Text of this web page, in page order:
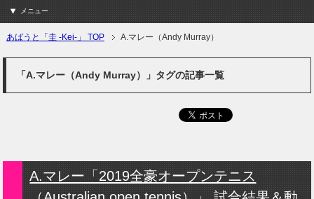
メニュー
あばうと「圭 -Kei-」 TOP A.マレー（Andy Murray）
「A.マレー（Andy Murray）」タグの記事一覧
A.マレー「2019全豪オープンテニス